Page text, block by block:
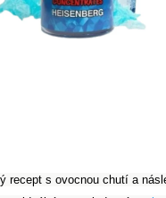
recept s ovocnou chutí a